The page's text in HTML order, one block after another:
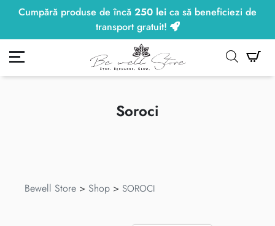
Transport gratuit la comenzile peste250lei.
Cumpără produse de încă 250 lei ca să beneficiezi de
transport gratuit!
meu
Soroci
Bewell Store > Shop > SOROCI